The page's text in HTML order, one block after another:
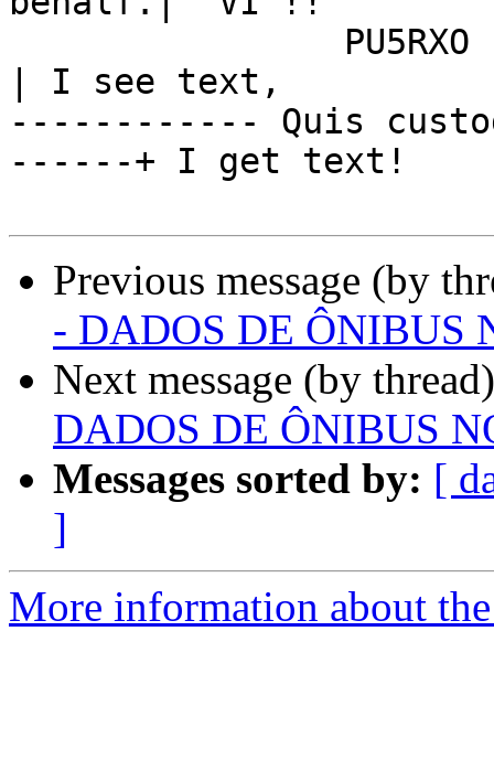
| I see text,
------------ Quis
------+ I get text!
Previous message (by
- DADOS DE ÔNIBUS
Next message (by
DADOS DE ÔNIBUS
Messages sorted by: [
]
More information about